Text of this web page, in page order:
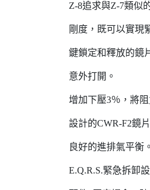
Z-8追求與Z-7類似
剛度，既可以實現
鍵鎖定和釋放的鏡
意外打開。
增加下壓3％，將
設計的CWR-F2鏡
良好的進排氣平衡。
E.Q.R.S.緊急拆卸